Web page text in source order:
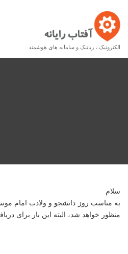
الکترونیک ، رباتیک و سامانه های هوشمند
سلام
منظور خواهد شد، البته این بار برای